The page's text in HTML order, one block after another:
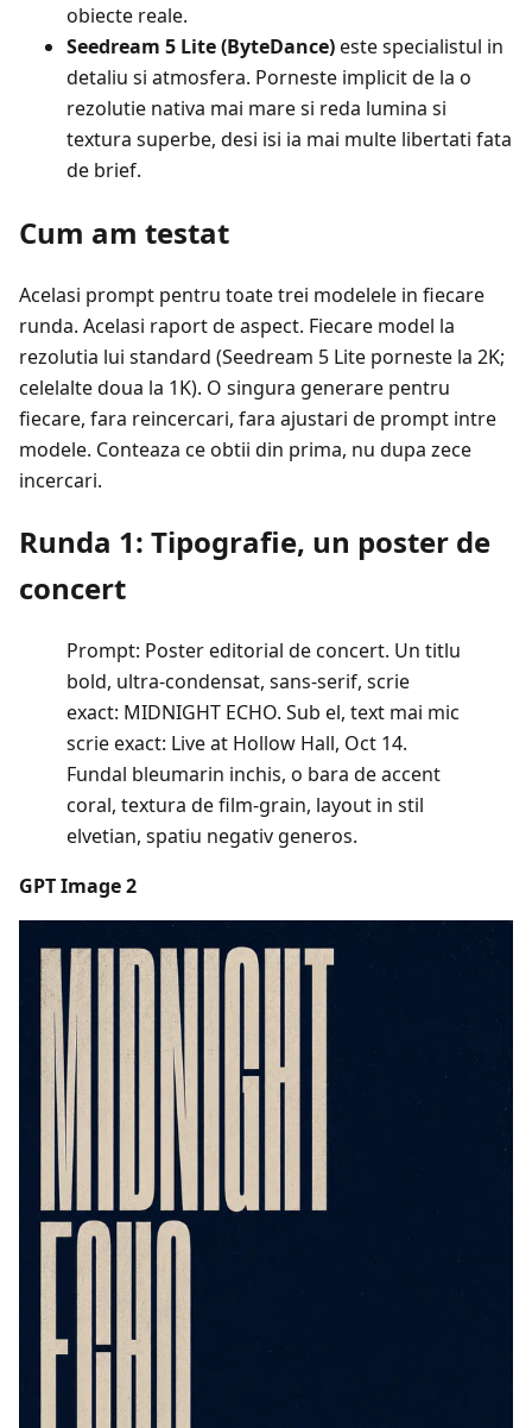
obiecte reale.
Seedream 5 Lite (ByteDance)este specialistul in
detaliu si atmosfera. Porneste implicit de la o
rezolutie nativa mai mare si reda lumina si
textura superbe, desi isi ia mai multe libertati fata
de brief.
Cum am testat
Acelasi prompt pentru toate trei modelele in fiecare
runda. Acelasi raport de aspect. Fiecare model la
rezolutia lui standard (Seedream 5 Lite porneste la 2K;
celelalte doua la 1K). O singura generare pentru
fiecare, fara reincercari, fara ajustari de prompt intre
modele. Conteaza ce obtii din prima, nu dupa zece
incercari.
Runda 1: Tipografie, un poster de
concert
Prompt: Poster editorial de concert. Un titlu
bold, ultra-condensat, sans-serif, scrie
exact: MIDNIGHT ECHO. Sub el, text mai mic
scrie exact: Live at Hollow Hall, Oct 14.
Fundal bleumarin inchis, o bara de accent
coral, textura de film-grain, layout in stil
elvetian, spatiu negativ generos.
GPT Image 2